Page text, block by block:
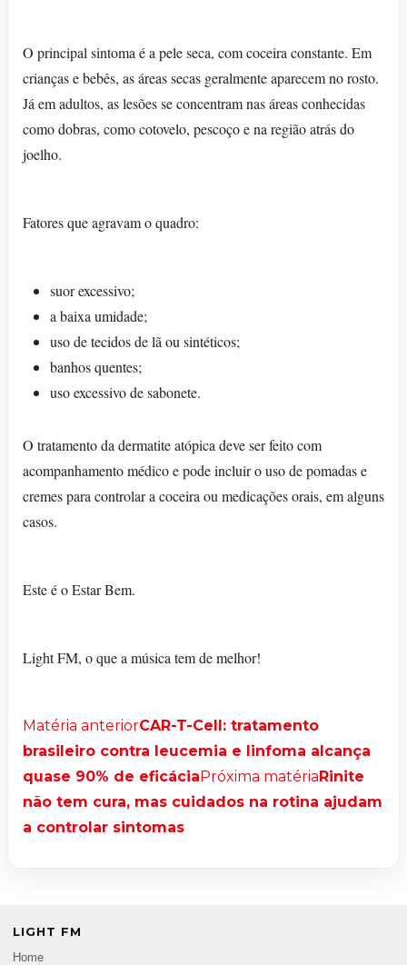
O principal sintoma é a pele seca, com coceira constante. Em
crianças e bebês, as áreas secas geralmente aparecem no rosto.
Já em adultos, as lesões se concentram nas áreas conhecidas
como dobras, como cotovelo, pescoço e na região atrás do
joelho.
Fatores que agravam o quadro:
suor excessivo;
a baixa umidade;
uso de tecidos de lã ou sintéticos;
banhos quentes;
uso excessivo de sabonete.
O tratamento da dermatite atópica deve ser feito com
acompanhamento médico e pode incluir o uso de pomadas e
cremes para controlar a coceira ou medicações orais, em alguns
casos.
Este é o Estar Bem.
Light FM, o que a música tem de melhor!
Matéria anteriorCAR-T-Cell: tratamento
brasileiro contra leucemia e linfoma alcança
quase 90% de eficáciaPróxima matériaRinite
não tem cura, mas cuidados na rotina ajudam
a controlar sintomas
LIGHT FM
Home